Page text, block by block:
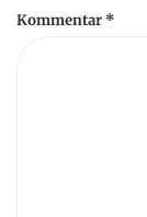
Kommentar *